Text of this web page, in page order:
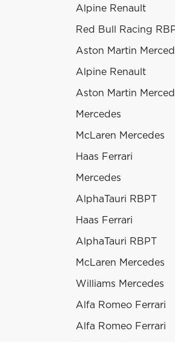
Alpine Renault
Red Bull Racing
Aston Martin
Alpine Renault
Aston Martin
Mercedes
McLaren Mercedes
Haas Ferrari
Mercedes
AlphaTauri RBPT
Haas Ferrari
AlphaTauri RBPT
McLaren Mercedes
Williams Mercedes
Alfa Romeo Ferrari
Alfa Romeo Ferrari